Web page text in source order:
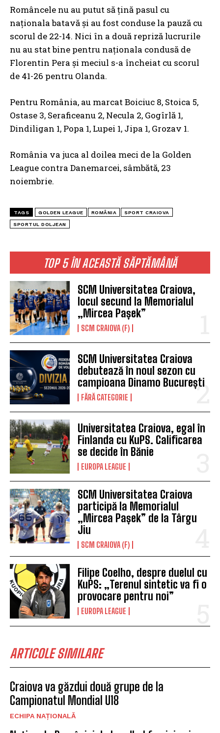
TOP 5 ÎN ACEASTĂ SĂPTĂMÂNĂ
SCM Universitatea Craiova,
locul secund la Memorialul
„Mircea Pașek”
SCM CRAIOVA (F)
SCM Universitatea Craiova
debutează în noul sezon cu
campioana Dinamo București
FĂRĂ CATEGORIE
Universitatea Craiova, egal în
Finlanda cu KuPS. Calificarea
se decide în Bănie
EUROPA LEAGUE
SCM Universitatea Craiova
participă la Memorialul
„Mircea Pașek” de la Târgu
Jiu
SCM CRAIOVA (F)
Filipe Coelho, despre duelul cu
KuPS: „Terenul sintetic va fi o
provocare pentru noi”
EUROPA LEAGUE
ARTICOLE SIMILARE
Craiova va găzdui două grupe de la
Campionatul Mondial U18
ECHIPA NAȚIONALĂ
Româncele nu au putut să țină pasul cu
naționala batavă și au fost conduse la pauză cu
scorul de 22-14. Nici în a două repriză lucrurile
nu au stat bine pentru naționala condusă de
Florentin Pera și meciul s-a încheiat cu scorul
de 41-26 pentru Olanda.
Pentru România, au marcat Boiciuc 8, Stoica 5,
Ostase 3, Seraficeanu 2, Necula 2, Gogîrlă 1,
Dindiligan 1, Popa 1, Lupei 1, Jipa 1, Grozav 1.
România va juca al doilea meci de la Golden
League contra Danemarcei, sâmbătă, 23
noiembrie.
TAGS GOLDEN LEAGUE ROMÂNIA SPORT CRAIOVA
SPORTUL DOLJEAN